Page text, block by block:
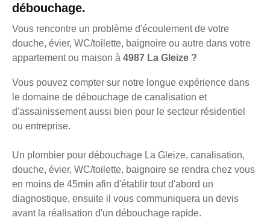
débouchage.
Vous rencontre un problème d'écoulement de votre
douche, évier, WC/toilette, baignoire ou autre dans votre
appartement ou maison à 4987 La Gleize ?
Vous pouvez compter sur notre longue expérience dans
le domaine de débouchage de canalisation et
d'assainissement aussi bien pour le secteur résidentiel
ou entreprise.
Un plombier pour débouchage La Gleize, canalisation,
douche, évier, WC/toilette, baignoire se rendra chez vous
en moins de 45min afin d'établir tout d'abord un
diagnostique, ensuite il vous communiquera un devis
avant la réalisation d'un débouchage rapide.